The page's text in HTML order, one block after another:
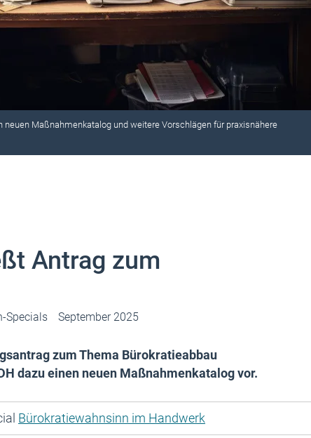
neuen Maßnahmenkatalog und weitere Vorschlägen für praxisnähere
Antrag zum
Specials September 2025
zum Thema Bürokratieabbau
dazu einen neuen Maßnahmenkatalog vor.
Bürokratiewahnsinn im Handwerk